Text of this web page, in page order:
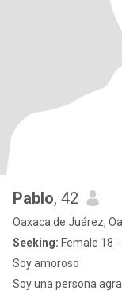
Pablo, 42
Oaxaca de Juárez,
Seeking: Female 18 -
Soy amoroso
Soy una persona